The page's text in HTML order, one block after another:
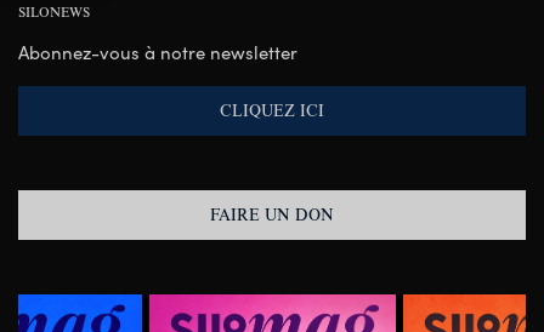
SILONEWS
Abonnez-vous à notre newsletter
CLIQUEZ ICI
FAIRE UN DON